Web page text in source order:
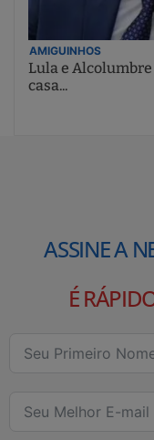
AMIGUINHOS
Lula e
casa...
ASSINE A
É